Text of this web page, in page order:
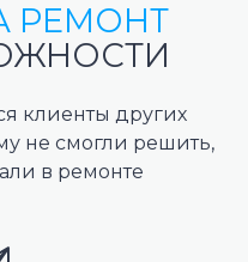
РЕМОНТ
клиенты других
не смогли решить,
в ремонте